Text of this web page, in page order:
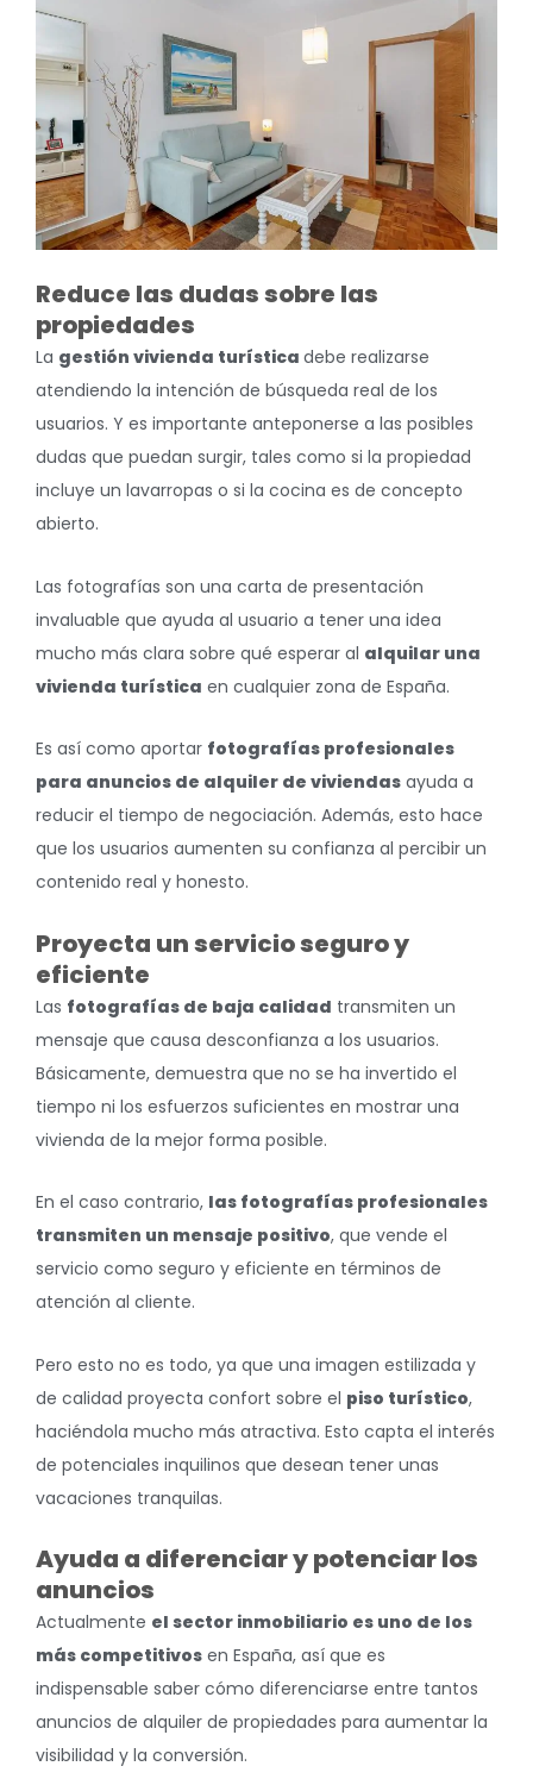
Reduce las dudas sobre las
propiedades
La gestión vivienda turística debe realizarse
atendiendo la intención de búsqueda real de los
usuarios. Y es importante anteponerse a las posibles
dudas que puedan surgir, tales como si la propiedad
incluye un lavarropas o si la cocina es de concepto
abierto.
Las fotografías son una carta de presentación
invaluable que ayuda al usuario a tener una idea
mucho más clara sobre qué esperar al alquilar una
vivienda turística en cualquier zona de España.
Es así como aportar fotografías profesionales
para anuncios de alquiler de viviendas ayuda a
reducir el tiempo de negociación. Además, esto hace
que los usuarios aumenten su confianza al percibir un
contenido real y honesto.
Proyecta un servicio seguro y
eficiente
Las fotografías de baja calidad transmiten un
mensaje que causa desconfianza a los usuarios.
Básicamente, demuestra que no se ha invertido el
tiempo ni los esfuerzos suficientes en mostrar una
vivienda de la mejor forma posible.
En el caso contrario, las fotografías profesionales
transmiten un mensaje positivo, que vende el
servicio como seguro y eficiente en términos de
atención al cliente.
Pero esto no es todo, ya que una imagen estilizada y
de calidad proyecta confort sobre el piso turístico,
haciéndola mucho más atractiva. Esto capta el interés
de potenciales inquilinos que desean tener unas
vacaciones tranquilas.
Ayuda a diferenciar y potenciar los
anuncios
Actualmente el sector inmobiliario es uno de los
más competitivos en España, así que es
indispensable saber cómo diferenciarse entre tantos
anuncios de alquiler de propiedades para aumentar la
visibilidad y la conversión.